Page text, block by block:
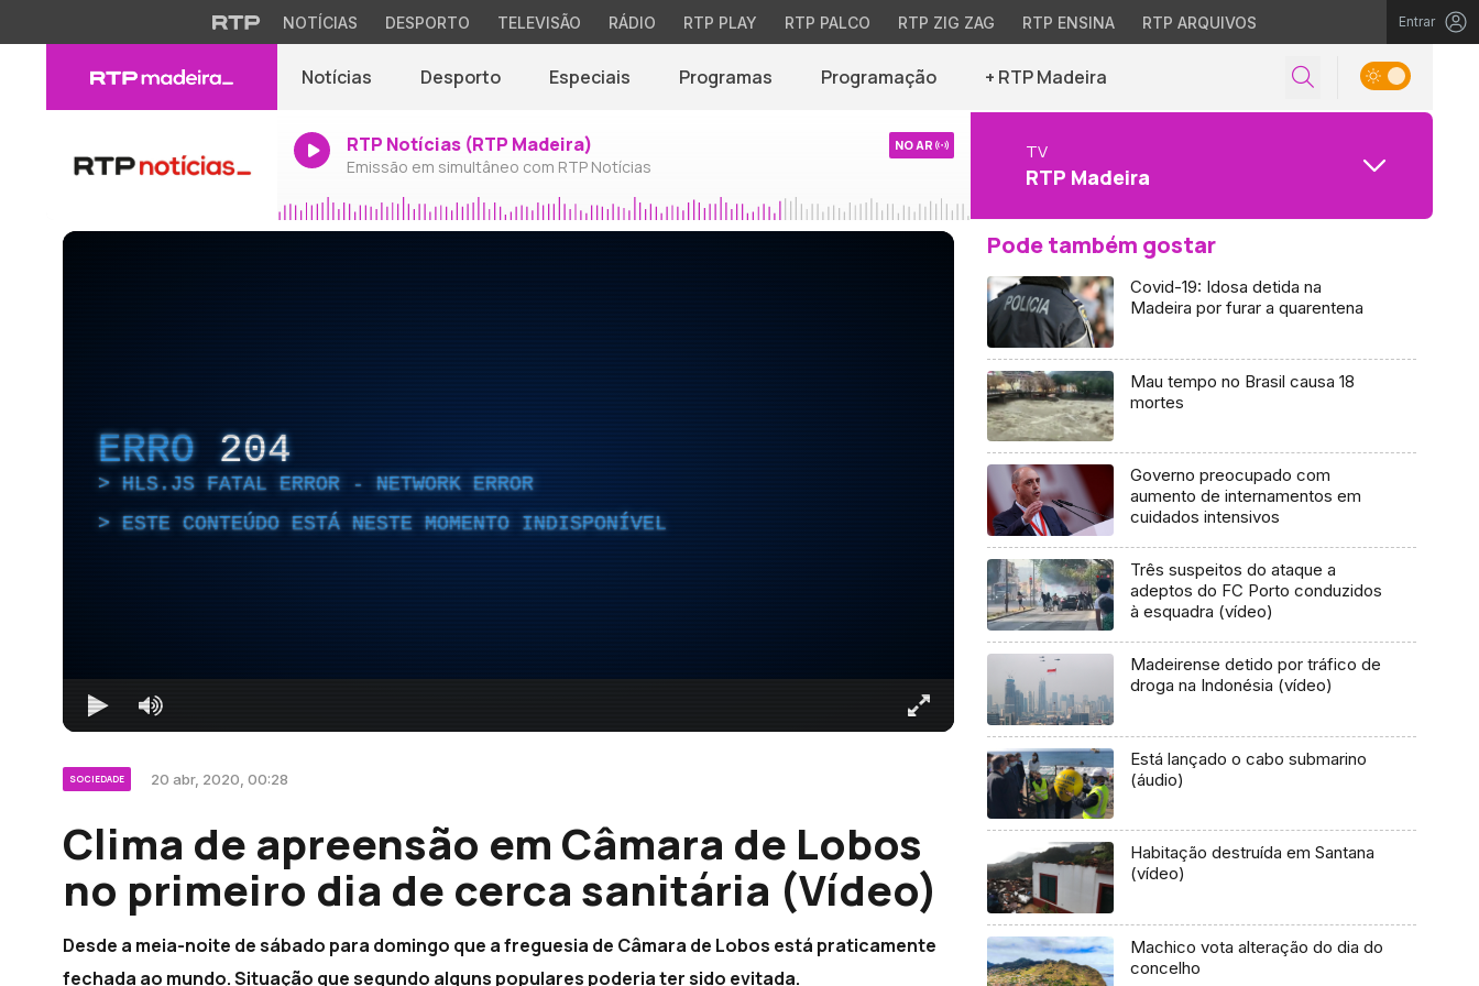
NOTÍCIAS DESPORTO TELEVISÃO RÁDIO RTP PLAY RTP PALCO RTP ZIG ZAG RTP ENSINA RTP ARQUIVOS Entrar
Notícias Desporto Especiais Programas Programação + RTP Madeira
RTP Notícias (RTP Madeira)
Emissão em simultâneo com RTP Notícias
NO AR TV
RTP Madeira
ERRO 204
HLS.JS FATAL ERROR - NETWORK ERROR
ESTE CONTEÚDO ESTÁ NESTE MOMENTO INDISPONÍVEL
SOCIEDADE 20 abr, 2020, 00:28
Clima de apreensão em Câmara de Lobos
no primeiro dia de cerca sanitária (Vídeo)
Desde a meia-noite de sábado para domingo que a freguesia de Câmara de Lobos está praticamente
fechada ao mundo. Situação que segundo alguns populares poderia ter sido evitada.
Pode também gostar
Covid-19: Idosa detida na
Madeira por furar a quarentena
Mau tempo no Brasil causa 18
mortes
Governo preocupado com
aumento de internamentos em
cuidados intensivos
Três suspeitos do ataque a
adeptos do FC Porto conduzidos
à esquadra (vídeo)
Madeirense detido por tráfico de
droga na Indonésia (vídeo)
Está lançado o cabo submarino
(áudio)
Habitação destruída em Santana
(vídeo)
Machico vota alteração do dia do
concelho